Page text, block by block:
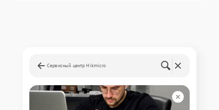
Сервисный центр Hikmicro